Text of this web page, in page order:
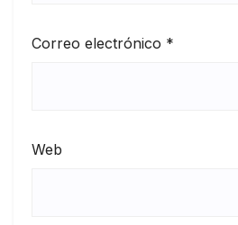
Correo electrónico *
Web